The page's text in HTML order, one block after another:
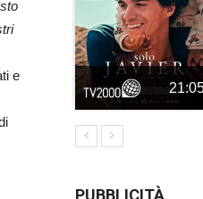
e
PUBBLICITÀ